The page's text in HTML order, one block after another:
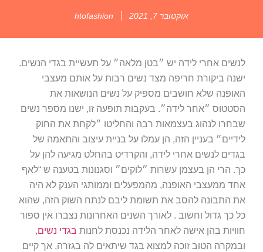
אוקטובר 7, 2021 htofashion
לנשים אחרי לידה יש ״בטן מלאה״ על תעשיית בגדי הנשים.
ישנה ביקורת חריפה מצד נשים רבות על אותם מעצבי
האופנה שלא חושבים מספיק על נשים הנושאות את
הסטטוס ״אחר לידה״. בעקבות תופעה זו, ישנו מספר נשים
שבחרו לנהוג בעצמאות רבה והחליטו ״לקחת את החוק
לידיים״ בעניין הזה, הן עמלו על בניית עיצוב והתאמה של
בגדים לנשים אחרי לידה, והקרדיט בהחלט מגיעה להן על
כך. הרי הן בעצמן עשרות ״לוקים״ וסגנונות בטענה ש “לאף
אחד ממעצבי האופנה, מהמפעלים וממותגי הענק לא היה
את התבונה להסב את תשומת ליבם לנתח השוק הזה, שהוא
כל כך גדול וחשוב . לאורך השנים האחרונות נצברו אין ספור
חוויות בהן אישה לאחר הלידה נכנסת לחנות בגדי נשים,
ובמקרה הטוב זוכה למצוא בגד שיתאים לה בגזרה, אך קיים